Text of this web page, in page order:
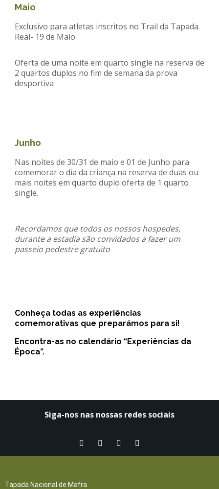
Maio
Exclusivo para atletas inscritos no Trail da Tapada
Real- 19 de Maio
Oferta de uma noite em quarto single na reserva de
2 quartos duplos no fim de semana da prova
desportiva
Junho
Nas noites de 30/31 de maio e 01 de Junho para
comemorar o dia da criança na reserva de duas ou
mais noites em quarto duplo oferta de 1 quarto
single.
Recordamos que todos os nossos hospedes,
durante a estadia são convidados a fazer um
passeio pedestre gratuito
Conheça todas as experiências
comemorativas que preparámos para si!
Encontra-as no calendário “Experiências da
Época”.
Siga-nos nas nossas redes sociais​
Tapada Nacional de Mafra